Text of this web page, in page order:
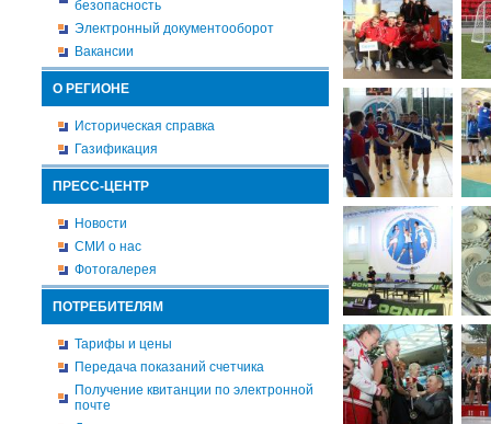
безопасность
Электронный документооборот
Вакансии
О РЕГИОНЕ
Историческая справка
Газификация
ПРЕСС-ЦЕНТР
Новости
СМИ о нас
Фотогалерея
ПОТРЕБИТЕЛЯМ
Тарифы и цены
Передача показаний счетчика
Получение квитанции по электронной
почте